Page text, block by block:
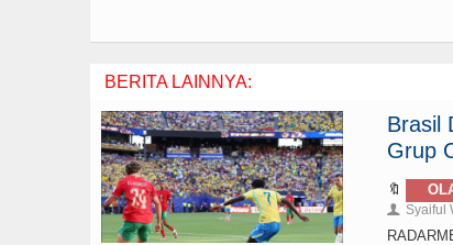
BERITA LAINNYA:
Brasil
Grup
🔖
👤 Syaiful